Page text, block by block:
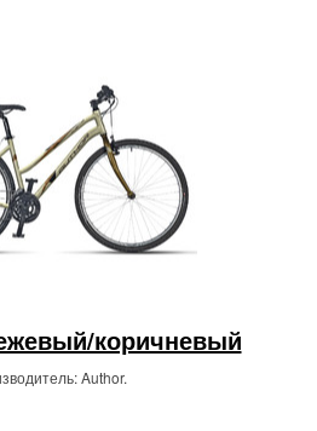
коричневый
Author.